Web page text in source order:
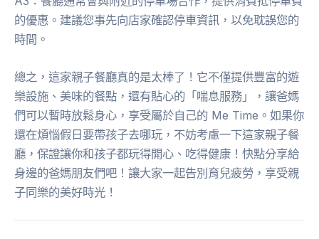
的優惠。建議您事先向店家確認停車資訊，以免耽誤您的
時間。
總之，這家親子餐廳真的是太棒了！它不僅提供豐富的遊
樂設施、美味的餐點，還有貼心的「喘息服務」，讓爸媽
們可以暫時放鬆身心，享受屬於自己的 Me Time。如果你
還在煩惱假日要帶孩子去哪玩，不妨考慮一下這家親子餐
廳，保證讓你和孩子都玩得開心、吃得健康！快點分享給
身邊的爸媽朋友們吧！讓大家一起告別育兒疲勞，享受親
子同樂的美好時光！